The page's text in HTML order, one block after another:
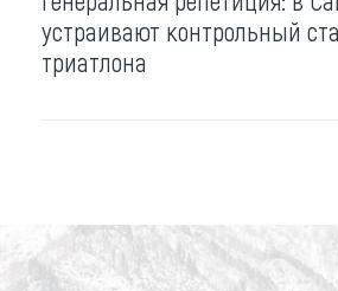
устраивают контрольный
триатлона